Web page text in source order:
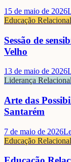
15 de maio de 2026
Educação Relacional
Sessão de
Velho
13 de maio de 2026
Liderança Relacional
Arte das
Santarém
7 de maio de 2026
Educação Relacional